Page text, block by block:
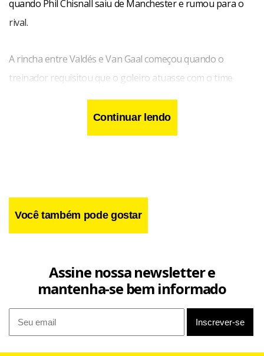
quando Phil Chisnall saiu de Manchester e rumou para o
rival.
A rincha entre Valdés e Van Gaal começou quando o
treinador requisitou que o goleiro atuasse com o time
reserva durante a pré-temporada. Contrariado a realizar
jogos com a equipe sub-21, o espanhol acabou
sucumbindo em Old Trafford e realizou apenas cinco jogos
para o atleta é uma humilhação.
Continuar lendo
Você também pode gostar
Assine nossa newsletter e
mantenha-se bem informado